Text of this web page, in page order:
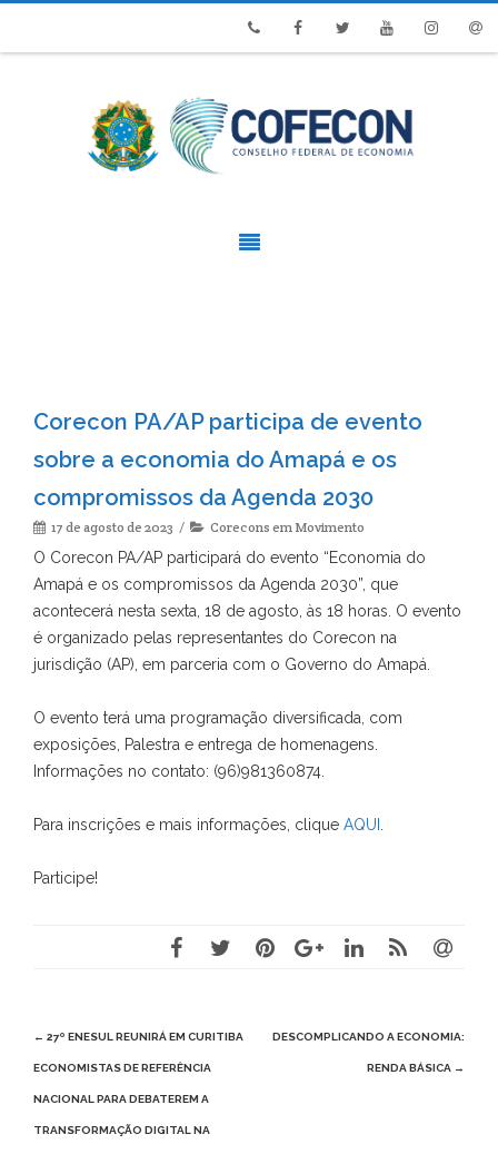
Corecon PA/AP participa de evento
sobre a economia do Amapá e os
compromissos da Agenda 2030
17 de agosto de 2023 Corecons em Movimento
O Corecon PA/AP participará do evento “Economia do
Amapá e os compromissos da Agenda 2030”, que
acontecerá nesta sexta, 18 de agosto, às 18 horas. O evento
é organizado pelas representantes do Corecon na
jurisdição (AP), em parceria com o Governo do Amapá.
O evento terá uma programação diversificada, com
exposições, Palestra e entrega de homenagens.
Informações no contato: (96)981360874.
Para inscrições e mais informações, clique AQUI
Participe!
Post
navigation
← 27º ENESUL REUNIRÁ EM CURITIBA
ECONOMISTAS DE REFERÊNCIA
NACIONAL PARA DEBATEREM A
TRANSFORMAÇÃO DIGITAL NA
DESCOMPLICANDO A ECONOMIA:
RENDA BÁSICA →